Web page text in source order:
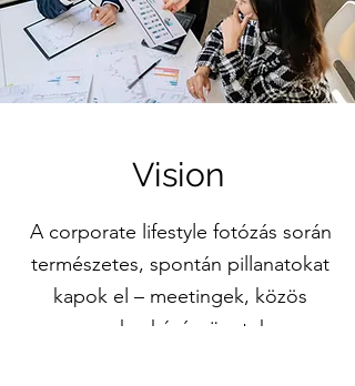
Vision
A corporate lifestyle fotózás során
természetes, spontán pillanatokat
kapok el – meetingek, közös
munka, kávészünetek.